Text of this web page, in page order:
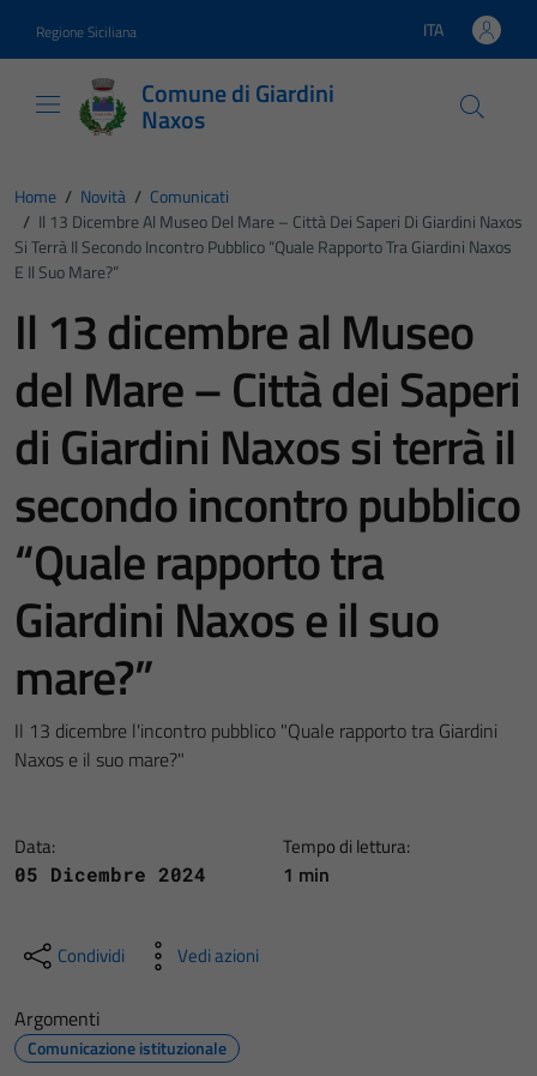
Regione Siciliana Lingua attiva:
ITA
Comune di Giardini
Naxos
Home / Novità / Comunicati
/ Il 13 Dicembre Al Museo Del Mare – Città Dei Saperi Di Giardini Naxos
Si Terrà Il Secondo Incontro Pubblico “Quale Rapporto Tra Giardini Naxos
E Il Suo Mare?”
Il 13 dicembre al Museo
del Mare – Città dei Saperi
di Giardini Naxos si terrà il
secondo incontro pubblico
“Quale rapporto tra
Giardini Naxos e il suo
mare?”
Il 13 dicembre l'incontro pubblico "Quale rapporto tra Giardini
Naxos e il suo mare?"
Data:
05 Dicembre 2024
Tempo di lettura:
1 min
Condividi Vedi azioni
Argomenti
Comunicazione istituzionale